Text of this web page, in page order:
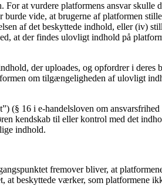
at vurdere platformens ansvar skulle
vide, at brugerne af platformen
af det beskyttede indhold, eller (iv)
at der findes ulovligt indhold på
der uploades, og opfordrer i deres
om tilgængeligheden af ulovligt
(§ 16 i e-handelsloven om
kendskab til eller kontrol med det
indhold.
fremover bliver, at
at beskyttede værker, som platformene